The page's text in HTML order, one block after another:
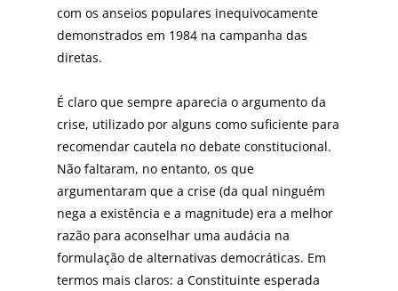
com os anseios populares inequivocamente
demonstrados em 1984 na campanha das
diretas.
É claro que sempre aparecia o argumento da
crise, utilizado por alguns como suficiente para
recomendar cautela no debate constitucional.
Não faltaram, no entanto, os que
argumentaram que a crise (da qual ninguém
nega a existência e a magnitude) era a melhor
razão para aconselhar uma audácia na
formulação de alternativas democráticas. Em
termos mais claros: a Constituinte esperada